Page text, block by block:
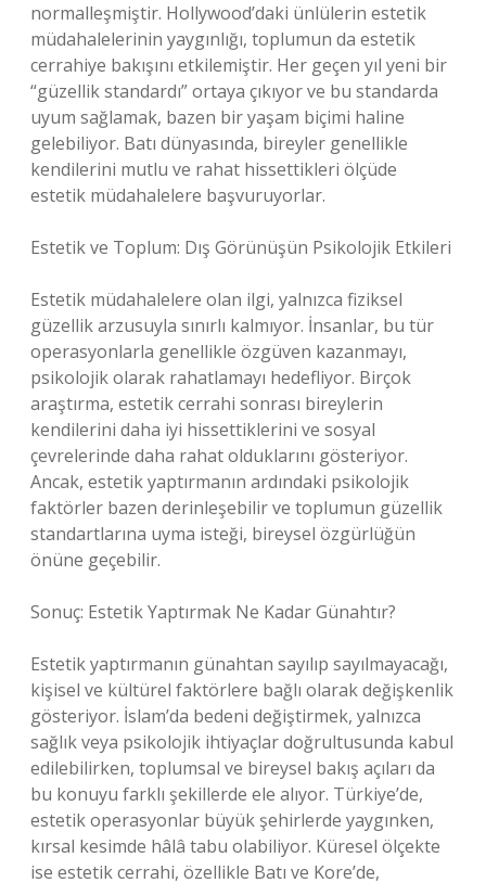
normalleşmiştir. Hollywood’daki ünlülerin estetik
müdahalelerinin yaygınlığı, toplumun da estetik
cerrahiye bakışını etkilemiştir. Her geçen yıl yeni bir
“güzellik standardı” ortaya çıkıyor ve bu standarda
uyum sağlamak, bazen bir yaşam biçimi haline
gelebiliyor. Batı dünyasında, bireyler genellikle
kendilerini mutlu ve rahat hissettikleri ölçüde
estetik müdahalelere başvuruyorlar.
Estetik ve Toplum: Dış Görünüşün Psikolojik Etkileri
Estetik müdahalelere olan ilgi, yalnızca fiziksel
güzellik arzusuyla sınırlı kalmıyor. İnsanlar, bu tür
operasyonlarla genellikle özgüven kazanmayı,
psikolojik olarak rahatlamayı hedefliyor. Birçok
araştırma, estetik cerrahi sonrası bireylerin
kendilerini daha iyi hissettiklerini ve sosyal
çevrelerinde daha rahat olduklarını gösteriyor.
Ancak, estetik yaptırmanın ardındaki psikolojik
faktörler bazen derinleşebilir ve toplumun güzellik
standartlarına uyma isteği, bireysel özgürlüğün
önüne geçebilir.
Sonuç: Estetik Yaptırmak Ne Kadar Günahtır?
Estetik yaptırmanın günahtan sayılıp sayılmayacağı,
kişisel ve kültürel faktörlere bağlı olarak değişkenlik
gösteriyor. İslam’da bedeni değiştirmek, yalnızca
sağlık veya psikolojik ihtiyaçlar doğrultusunda kabul
edilebilirken, toplumsal ve bireysel bakış açıları da
bu konuyu farklı şekillerde ele alıyor. Türkiye’de,
estetik operasyonlar büyük şehirlerde yaygınken,
kırsal kesimde hâlâ tabu olabiliyor. Küresel ölçekte
ise estetik cerrahi, özellikle Batı ve Kore’de,